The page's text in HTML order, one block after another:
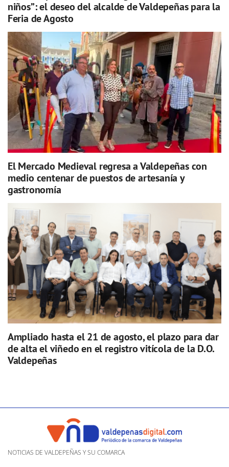
niños”: el deseo del alcalde de Valdepeñas para la
Feria de Agosto
El Mercado Medieval regresa a Valdepeñas con
medio centenar de puestos de artesanía y
gastronomía
Ampliado hasta el 21 de agosto, el plazo para dar
de alta el viñedo en el registro vitícola de la D.O.
Valdepeñas
NOTICIAS DE VALDEPEÑAS Y SU COMARCA